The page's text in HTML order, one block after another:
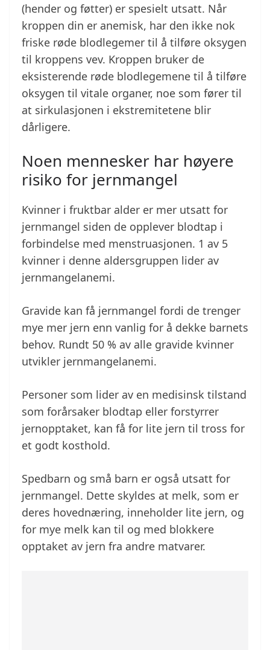
(hender og føtter) er spesielt utsatt. Når
kroppen din er anemisk, har den ikke nok
friske røde blodlegemer til å tilføre oksygen
til kroppens vev. Kroppen bruker de
eksisterende røde blodlegemene til å tilføre
oksygen til vitale organer, noe som fører til
at sirkulasjonen i ekstremitetene blir
dårligere.
Noen mennesker har høyere
risiko for jernmangel
Kvinner i fruktbar alder er mer utsatt for
jernmangel siden de opplever blodtap i
forbindelse med menstruasjonen. 1 av 5
kvinner i denne aldersgruppen lider av
jernmangelanemi.
Gravide kan få jernmangel fordi de trenger
mye mer jern enn vanlig for å dekke barnets
behov. Rundt 50 % av alle gravide kvinner
utvikler jernmangelanemi.
Personer som lider av en medisinsk tilstand
som forårsaker blodtap eller forstyrrer
jernopptaket, kan få for lite jern til tross for
et godt kosthold.
Spedbarn og små barn er også utsatt for
jernmangel. Dette skyldes at melk, som er
deres hovednæring, inneholder lite jern, og
for mye melk kan til og med blokkere
opptaket av jern fra andre matvarer.